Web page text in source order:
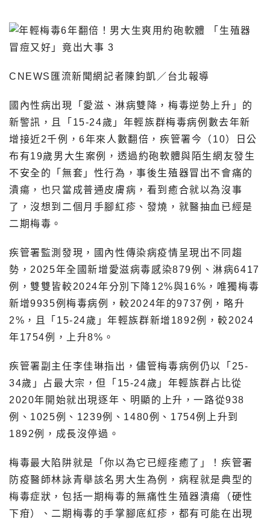
CNEWS匯流新聞網記者陳鈞凱／台北報導
國內性病出現「愛滋、淋病雙降，梅毒逆勢上升」的
新警訊，且「15-24歲」年輕族群梅毒病例數去年新
增接近2千例，6年來人數翻倍，疾管署今（10）日公
布有19歲男大生案例，透過約砲軟體與陌生網友發生
不安全的「無套」性行為，事後生殖器冒出不會痛的
潰瘍，也只當成普通皮膚病，看到癒合就以為沒事
了，沒想到二個月手腳紅疹、發燒，就醫抽血已經是
二期梅毒。
疾管署監測發現，國內性傳染病疫情呈現出不同趨
勢，2025年全國新增愛滋病毒感染879例、淋病6417
例，雙雙皆較2024年分別下降12%與16%，唯獨梅毒
新增9935例梅毒病例，較2024年的9737例，略升
2%，且「15-24歲」年輕族群新增1892例，較2024
年1754例，上升8%。
疾管署副主任李佳琳指出，儘管梅毒病例仍以「25-
34歲」占最大宗，但「15-24歲」年輕族群占比從
2020年開始就出現逐年、明顯的上升，一路從938
例、1025例、1239例、1480例、1754例上升到
1892例，成長沒停過。
梅毒最大陷阱就是「你以為它已經痊癒了」！疾管署
防疫醫師林詠青舉該名男大生為例，病程就是典型的
梅毒症狀，包括一期梅毒的無痛性生殖器潰瘍（硬性
下疳）、二期梅毒的手掌腳底紅疹，都有可能在出現